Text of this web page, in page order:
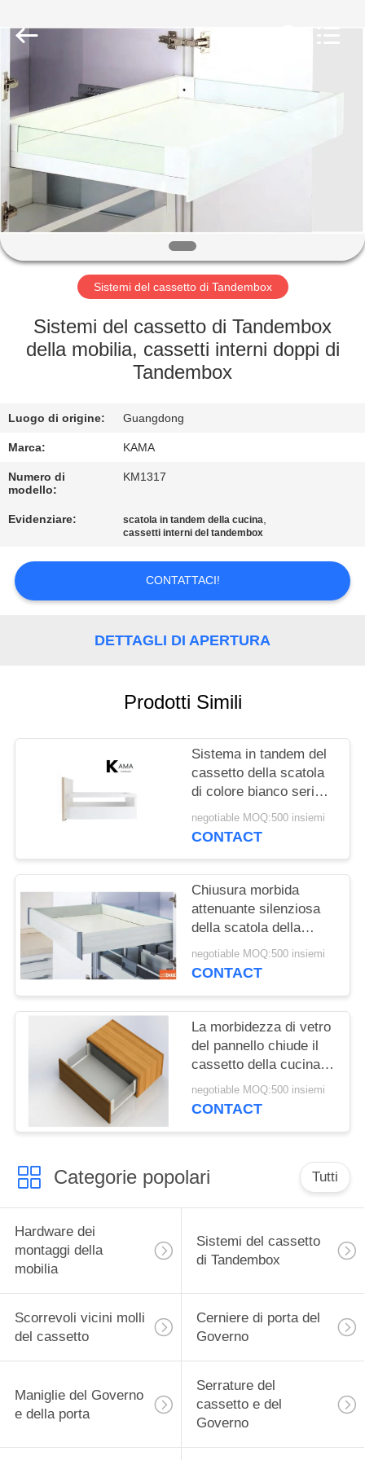
CASA
PRODOTTI
NOI
GIRO
FABBRICA
CONTROLLO
QUALITÀ
CONTATTICI
RICHIEDA
UNA
CITAZIONE
PRIVACY
Rights
Developed
by
ECER
Sistemi del cassetto di Tandembox
Sistemi del cassetto di Tandembox
della mobilia, cassetti interni doppi di
Tandembox
Luogo di origine: Guangdong
Marca: KAMA
Numero di
modello:
KM1317
Evidenziare: scatola in tandem della cucina,
cassetti interni del tandembox
CONTATTACI!
DETTAGLI DI APERTURA
Prodotti Simili
Sistema in tandem del
cassetto della scatola
di colore bianco serico
con la barra quadrata e
scorrevole di chiusura
negotiable MOQ:500 insiemi
CONTACT
Chiusura morbida
attenuante silenziosa
della scatola della
cucina del cassetto
dell'hardware interno in
negotiable MOQ:500 insiemi
CONTACT
La morbidezza di vetro
del pannello chiude il
cassetto della cucina
dei sistemi del
cassetto di Tandembox
negotiable MOQ:500 insiemi
CONTACT
Categorie popolari Tutti
Hardware dei
montaggi della
mobilia
Sistemi del cassetto
di Tandembox
Scorrevoli vicini molli
del cassetto
Cerniere di porta del
Governo
Maniglie del Governo
e della porta
Serrature del
cassetto e del
Governo